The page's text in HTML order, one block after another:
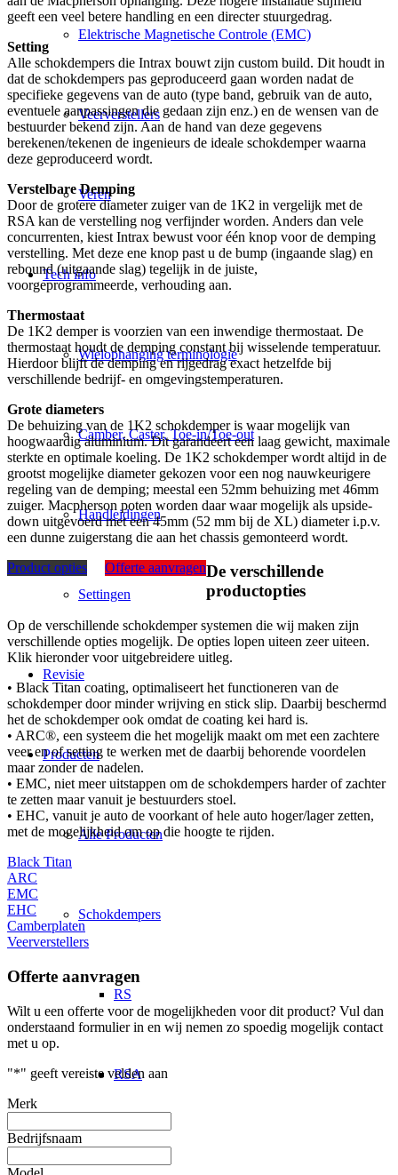
Elektrische Magnetische Controle (EMC)
Veerverstellers
Veren
Tech info
Wielophanging terminologie
Camber, Caster, Toe-in/Toe-out
Handleidingen
Settingen
Revisie
Producten
Alle Producten
Schokdempers
RS
RSA
geeft een veel betere handling en een directer stuurgedrag.
Setting
Alle schokdempers die Intrax bouwt zijn custom build. Dit houdt in
dat de schokdempers pas geproduceerd gaan worden nadat de
specifieke gegevens van de auto (type band, gebruik van de auto,
eventuele aanpassingen die gedaan zijn enz.) en de wensen van de
bestuurder bekend zijn. Aan de hand van deze gegevens
berekenen/tekenen de ingenieurs de ideale schokdemper waarna
deze geproduceerd wordt.
Verstelbare Demping
Door de grotere diameter zuiger van de 1K2 in vergelijk met de
RSA kan de verstelling nog verfijnder worden. Anders dan vele
concurrenten, kiest Intrax bewust voor één knop voor de demping
verstelling. Met deze ene knop past u de bump (ingaande slag) en
rebound (uitgaande slag) tegelijk in de juiste,
voorgeprogrammeerde, verhouding aan.
Thermostaat
De 1K2 demper is voorzien van een inwendige thermostaat. De
thermostaat houdt de demping constant bij wisselende temperatuur.
Hierdoor blijft de demping en rijgedrag exact hetzelfde bij
verschillende bedrijf- en omgevingstemperaturen.
Grote diameters
De behuizing van de 1K2 schokdemper is waar mogelijk van
hoogwaardig aluminium. Dit garandeert een laag gewicht, maximale
sterkte en optimale koeling. De 1K2 schokdemper wordt altijd in de
grootst mogelijke diameter gekozen voor een nog nauwkeurigere
regeling van de demping; meestal een 52mm behuizing met 46mm
zuiger. Macpherson poten worden daar waar mogelijk als upside-
down uitgevoerd met een 45mm (52 mm bij de XL) diameter i.p.v.
een dunne zuigerstang die aan het chassis gemonteerd wordt.
Product opties
Offerte aanvragenDe verschillende
productopties
Op de verschillende schokdemper systemen die wij maken zijn
verschillende opties mogelijk. De opties lopen uiteen zeer uiteen.
Klik hieronder voor uitgebreidere uitleg.
• Black Titan coating, optimaliseert het functioneren van de
schokdemper door minder wrijving en stick slip. Daarbij beschermd
het de schokdemper ook omdat de coating kei hard is.
• ARC®, een systeem die het mogelijk maakt om met een zachtere
veer en of setting te werken met de daarbij behorende voordelen
maar zonder de nadelen.
• EMC, niet meer uitstappen om de schokdempers harder of zachter
te zetten maar vanuit je bestuurders stoel.
• EHC, vanuit je auto de voorkant of hele auto hoger/lager zetten,
met de mogelijkheid om op die hoogte te rijden.
Black Titan
ARC
EMC
EHC
Camberplaten
Veerverstellers
Offerte aanvragen
Wilt u een offerte voor de mogelijkheden voor dit product? Vul dan
onderstaand formulier in en wij nemen zo spoedig mogelijk contact
met u op.
"*" geeft vereiste velden aan
Merk
Bedrijfsnaam